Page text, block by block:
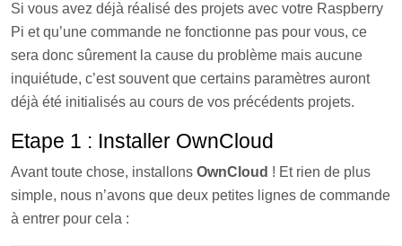
Si vous avez déjà réalisé des projets avec votre Raspberry
Pi et qu’une commande ne fonctionne pas pour vous, ce
sera donc sûrement la cause du problème mais aucune
inquiétude, c’est souvent que certains paramètres auront
déjà été initialisés au cours de vos précédents projets.
Etape 1 : Installer OwnCloud
Avant toute chose, installons OwnCloud ! Et rien de plus
simple, nous n’avons que deux petites lignes de commande
à entrer pour cela :